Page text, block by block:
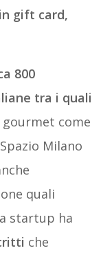
gift card,
800
tra i quali
come
Milano
quali
startup ha
che